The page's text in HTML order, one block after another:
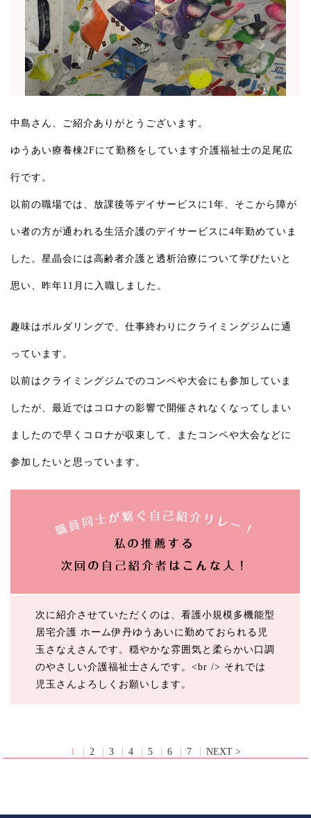
中島さん、ご紹介ありがとうございます。
ゆうあい療養棟2Fにて勤務をしています介護福祉士の足尾広
行です。
以前の職場では、放課後等デイサービスに1年、そこから障が
い者の方が通われる生活介護のデイサービスに4年勤めていま
した。星晶会には高齢者介護と透析治療について学びたいと
思い、昨年11月に入職しました。
趣味はボルダリングで、仕事終わりにクライミングジムに通
っています。
以前はクライミングジムでのコンペや大会にも参加していま
したが、最近ではコロナの影響で開催されなくなってしまい
ましたので早くコロナが収束して、またコンペや大会などに
参加したいと思っています。
次に紹介させていただくのは、看護小規模多機能型
居宅介護 ホーム伊丹ゆうあいに勤めておられる児
玉さなえさんです。穏やかな雰囲気と柔らかい口調
のやさしい介護福祉士さんです。<br /> それでは
児玉さんよろしくお願いします。
1 2 3 4 5 6 7 NEXT >